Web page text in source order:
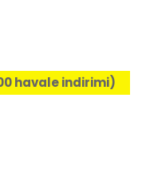
havale indirimi)